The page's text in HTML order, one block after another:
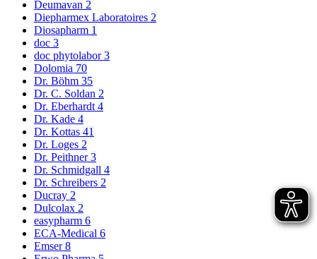
Deumavan 2
Diepharmex Laboratoires 2
Diosapharm 1
doc 3
doc phytolabor3
Dolomia 70
Dr. Böhm 35
Dr. C. Soldan 2
Dr. Eberhardt 4
Dr. Kade 4
Dr. Kottas 41
Dr. Loges 2
Dr. Peithner3
Dr. Schmidgall 4
Dr. Schreibers 2
Ducray 2
Dulcolax 2
easypharm 6
ECA-Medical 6
Emser8